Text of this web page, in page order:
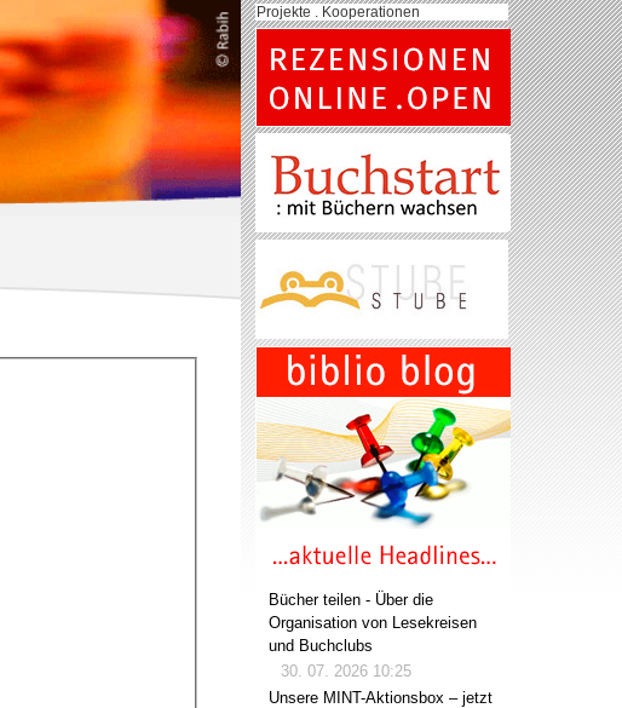
Projekte . Kooperationen
Bücher teilen - Über die
Organisation von Lesekreisen
und Buchclubs
30. 07. 2026 10:25
Unsere MINT-Aktionsbox – jetzt